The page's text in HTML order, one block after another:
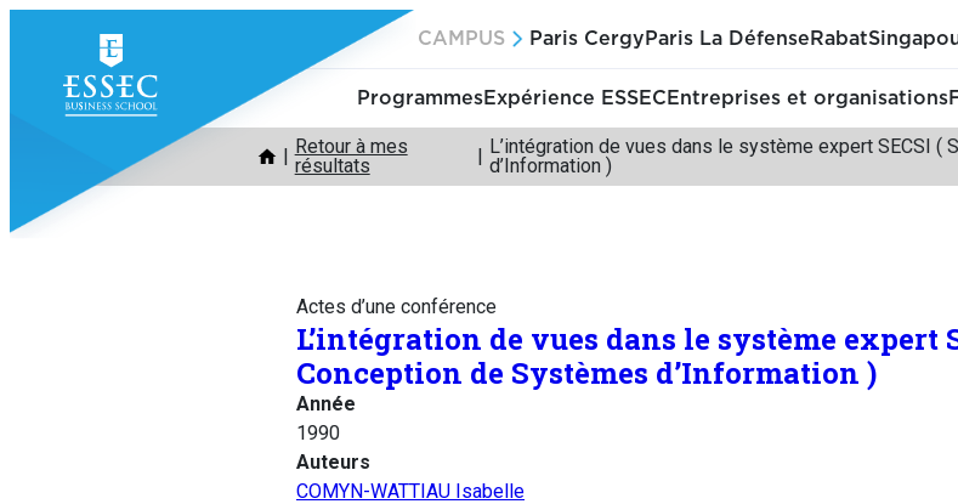
contenu
CAMPUS Paris Cergy Paris La Défense Rabat
ProgrammesExpérience ESSEC Entreprises et organisations
Retour à mes
résultats
L’intégration de vues dans le système expert SECSI
d’Information )
Actes d’une conférence
L’intégration de vues dans le système expert
Conception de Systèmes d’Information )
Année
1990
Auteurs
COMYN-WATTIAU Isabelle